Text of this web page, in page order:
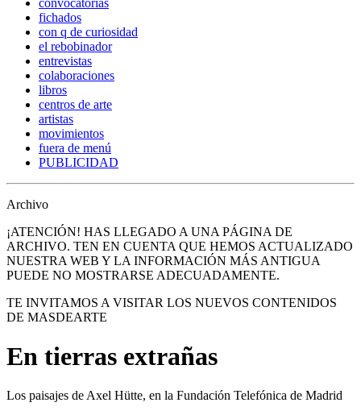
fichados
con q de curiosidad
el rebobinador
entrevistas
colaboraciones
libros
centros de arte
artistas
movimientos
fuera de menú
PUBLICIDAD
Archivo
¡ATENCIÓN! HAS LLEGADO A UNA PÁGINA DE
ARCHIVO. TEN EN CUENTA QUE HEMOS ACTUALIZADO
NUESTRA WEB Y LA INFORMACIÓN MÁS ANTIGUA
PUEDE NO MOSTRARSE ADECUADAMENTE.
TE INVITAMOS A VISITAR LOS NUEVOS CONTENIDOS
DE MASDEARTE
En tierras extrañas
Los paisajes de Axel Hütte, en la Fundación Telefónica de Madrid